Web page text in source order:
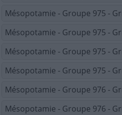
Mésopotamie - Groupe 975 -
Mésopotamie - Groupe 975 -
Mésopotamie - Groupe 975 -
Mésopotamie - Groupe 975 -
Mésopotamie - Groupe 976 -
Mésopotamie - Groupe 976 -